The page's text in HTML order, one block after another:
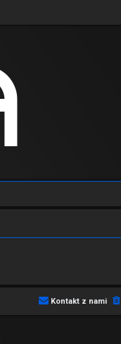
Kontakt z nami